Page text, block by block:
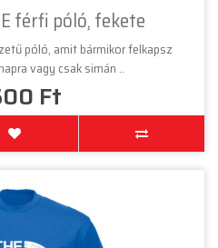
férfi póló, fekete
póló, amit bármikor felkapsz
vagy csak simán ..
Ft